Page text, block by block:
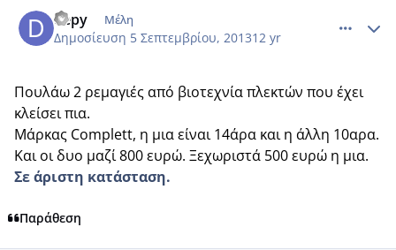
depy Μέλη
Δημοσίευση 5 Σεπτεμβρίου, 201312 yr
Πουλάω 2 ρεμαγιές από βιοτεχνία πλεκτών που έχει
κλείσει πια.
Μάρκας Complett, η μια είναι 14άρα και η άλλη 10αρα.
Και οι δυο μαζί 800 ευρώ. Ξεχωριστά 500 ευρώ η μια.
Σε άριστη κατάσταση.
Παράθεση